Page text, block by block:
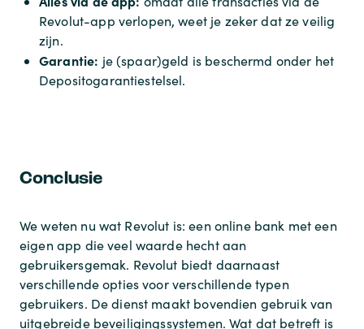
Revolut-app verlopen, weet je zeker dat ze veilig
zijn.
Garantie: je (spaar)geld is beschermd onder het
Depositogarantiestelsel.
Conclusie
We weten nu wat Revolut is: een online bank met een
eigen app die veel waarde hecht aan
gebruikersgemak. Revolut biedt daarnaast
verschillende opties voor verschillende typen
gebruikers. De dienst maakt bovendien gebruik van
uitgebreide beveiligingssystemen. Wat dat betreft is